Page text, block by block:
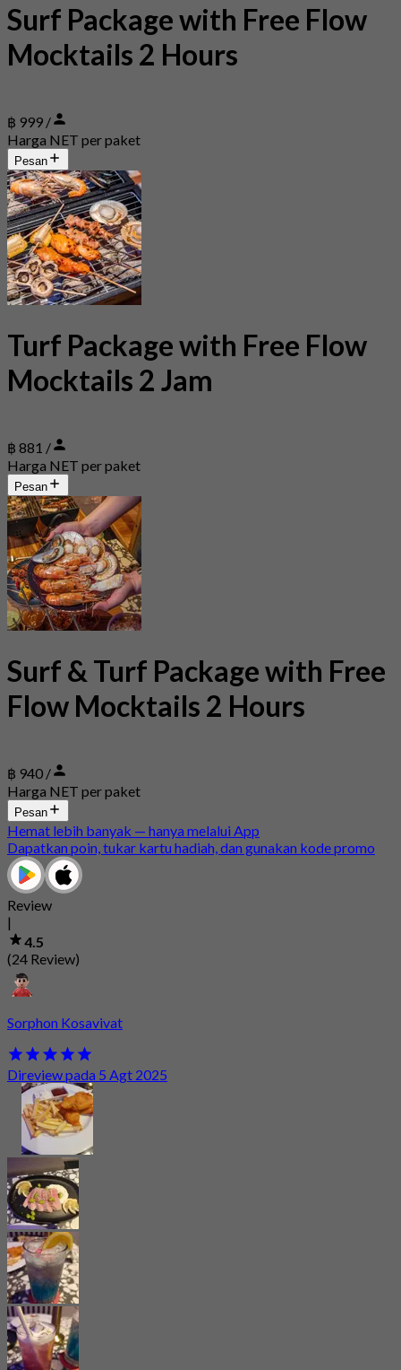
Surf Package with Free Flow
Mocktails 2 Hours
฿ 999 /
Harga NET per paket
Pesan
Turf Package with Free Flow
Mocktails 2 Jam
฿ 881 /
Harga NET per paket
Pesan
Surf & Turf Package with Free
Flow Mocktails 2 Hours
฿ 940 /
Harga NET per paket
Pesan
Hemat lebih banyak — hanya melalui App
Dapatkan poin, tukar kartu hadiah, dan gunakan kode promo
Review
|
4.5
(24 Review)
Sorphon Kosavivat
Direview pada 5 Agt 2025